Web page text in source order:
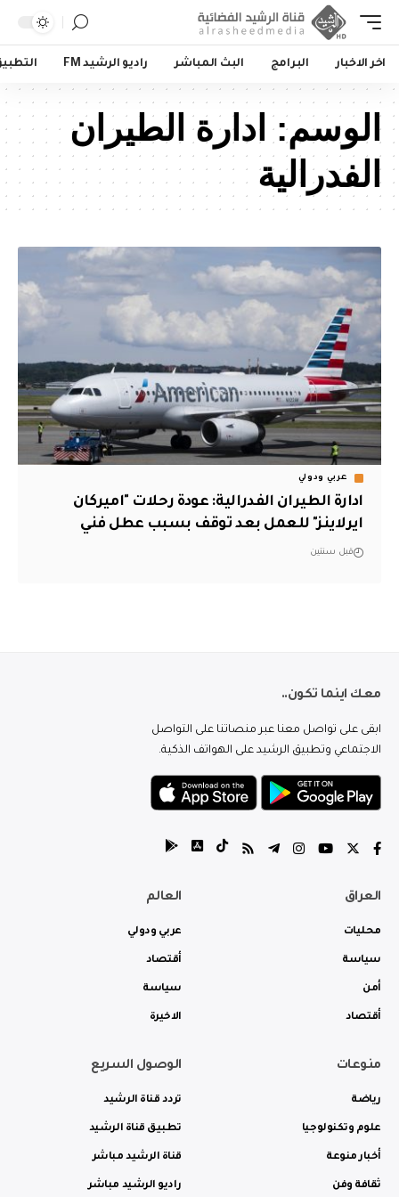
اخر الاخبار البرامج البث المباشر راديو الرشيد FM
الوسم: ادارة الطيران
الفدرالية
عربي ودولي
ادارة الطيران الفدرالية: عودة رحلات "اميركان
ايرلاينز" للعمل بعد توقف بسبب عطل فني
قبل سنتين
معك اينما تكون..
ابقى على تواصل معنا عبر منصاتنا على التواصل
الاجتماعي وتطبيق الرشيد على الهواتف الذكية.
العراق
محليات
سياسة
أمن
أقتصاد
العالم
عربي ودولي
أقتصاد
سياسة
الاخيرة
منوعات
رياضة
علوم وتكنولوجيا
أخبار منوعة
ثقافة وفن
الوصول السريع
تردد قناة الرشيد
تطبيق قناة الرشيد
قناة الرشيد مباشر
راديو الرشيد مباشر